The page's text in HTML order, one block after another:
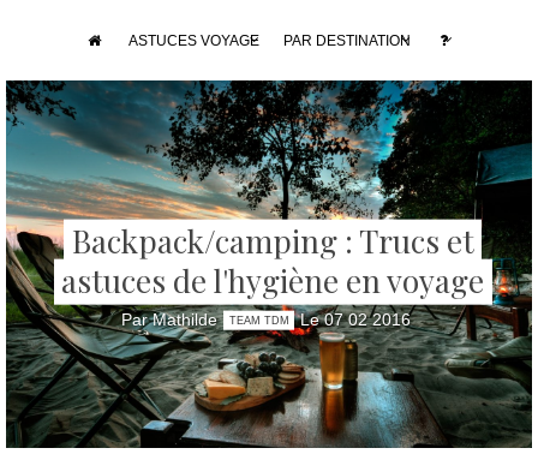
ASTUCES VOYAGE PAR DESTINATION
Backpack/camping : Trucs et
astuces de l'hygiène en voyage
Par Mathilde TEAM TDM Le 07 02 2016